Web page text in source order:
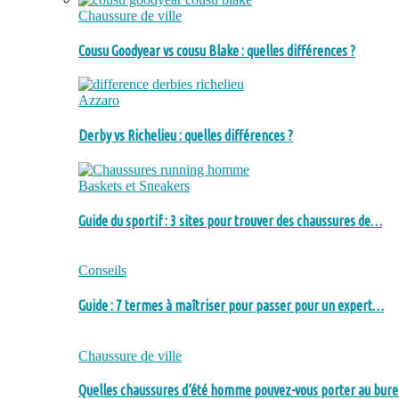
Chaussure de ville
Cousu Goodyear vs cousu Blake : quelles différences ?
Azzaro
Derby vs Richelieu : quelles différences ?
Baskets et Sneakers
Guide du sportif : 3 sites pour trouver des chaussures de…
Conseils
Guide : 7 termes à maîtriser pour passer pour un expert…
Chaussure de ville
Quelles chaussures d’été homme pouvez-vous porter au